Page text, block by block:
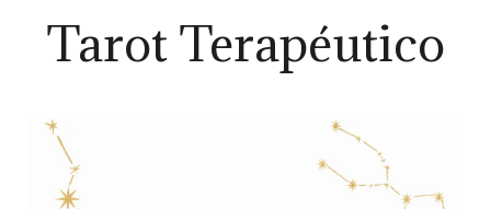
Tarot Terapéutico